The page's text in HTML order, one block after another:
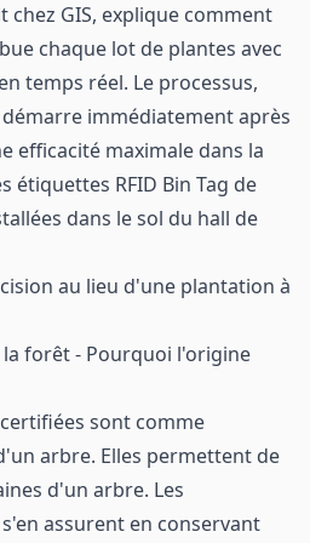
chez GIS, explique comment
chaque lot de plantes avec
temps réel. Le processus,
démarre immédiatement après
efficacité maximale dans la
étiquettes RFID Bin Tag de
dans le sol du hall de
au lieu d'une plantation à
forêt - Pourquoi l'origine
sont comme
arbre. Elles permettent de
d'un arbre. Les
assurent en conservant